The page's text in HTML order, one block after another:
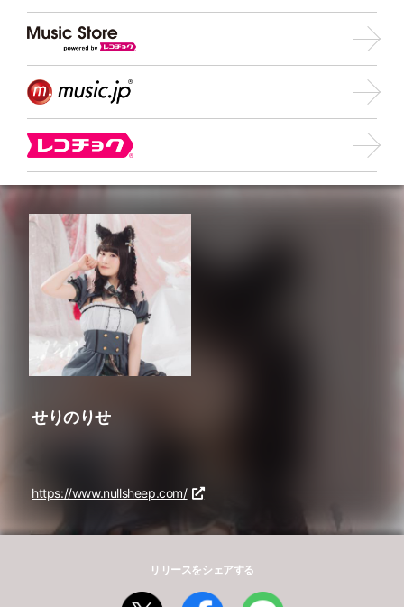
せりのりせ
https://www.nullsheep.com/
リリースをシェアする